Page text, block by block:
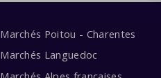
Marchés Poitou - Charentes
Marchés Languedoc